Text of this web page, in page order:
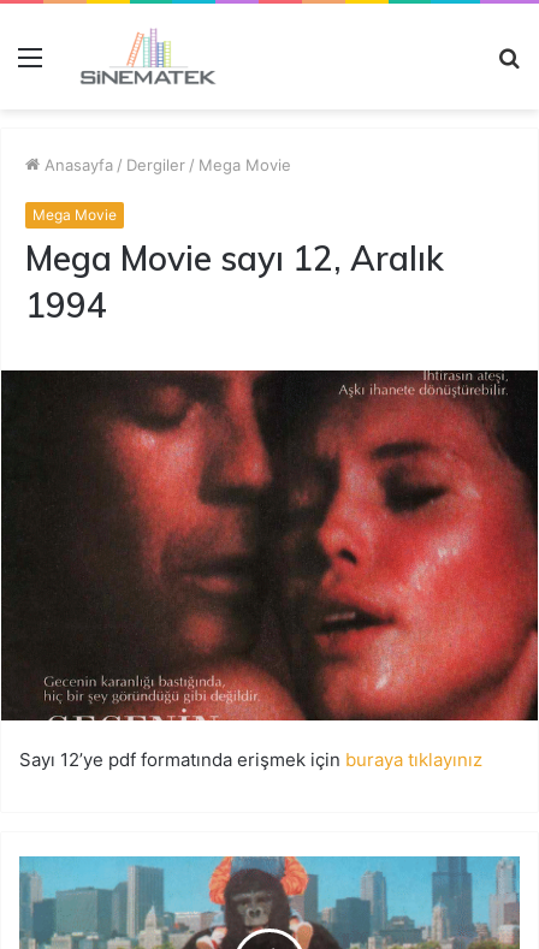
Menü
Anasayfa / Dergiler / Mega Movie
Mega Movie
Mega Movie sayı 12, Aralık
1994
Sayı 12’ye pdf formatında erişmek için buraya tıklayınız